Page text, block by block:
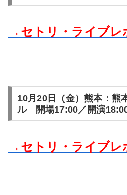
→セトリ・ライブレ
10月20日（金）熊本：熊
ル 開場17:00／開演
→セトリ・ライブレ